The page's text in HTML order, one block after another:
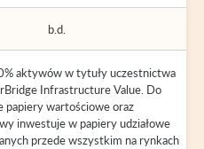
b.d.
aktywów w tytuły uczestnictwa
Infrastructure Value. Do
papiery wartościowe oraz
inwestuje w papiery udziałowe
przede wszystkim na rynkach